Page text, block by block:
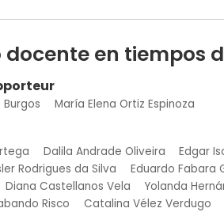
en tiempos
María Elena Ortiz Espinoza
Dalila Andrade Oliveira Edgar
Rodrigues da Silva
Eduardo Fabara
Diana Castellanos Vela Yolanda
Risco
Catalina Vélez Verdugo